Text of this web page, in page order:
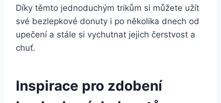
Díky těmto jednoduchým trikům si můžete užít
své bezlepkové donuty i po několika dnech od
upečení a stále si vychutnat jejich čerstvost a
chuť.
Inspirace pro zdobení